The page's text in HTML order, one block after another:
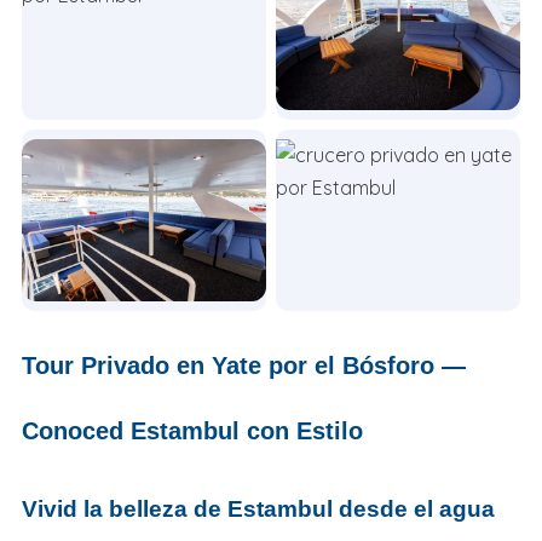
Tour Privado en Yate por el Bósforo —
Conoced Estambul con Estilo
Vivid la belleza de Estambul desde el agua